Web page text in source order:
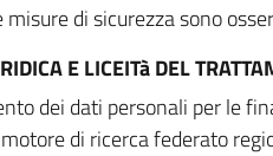
misure di sicurezza sono
E LICEITà DEL
dei dati personali per le
di ricerca federato